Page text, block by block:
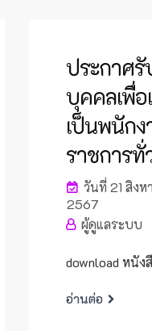
ประกาศ
บุคคลเพื่อ
เป็นพนักง
ราชการทั่
วันที่ 21 สิง
2567
ผู้ดูแลระบบ
download หนัง
อ่านต่อ